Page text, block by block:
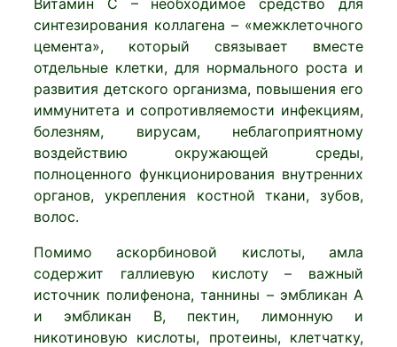
Витамин С – необходимое средство для
синтезирования коллагена – «межклеточного
цемента», который связывает вместе
отдельные клетки, для нормального роста и
развития детского организма, повышения его
иммунитета и сопротивляемости инфекциям,
болезням, вирусам, неблагоприятному
воздействию окружающей среды,
полноценного функционирования внутренних
органов, укрепления костной ткани, зубов,
волос.
Помимо аскорбиновой кислоты, амла
содержит галлиевую кислоту – важный
источник полифенона, таннины – эмбликан А
и эмбликан В, пектин, лимонную и
никотиновую кислоты, протеины, клетчатку,